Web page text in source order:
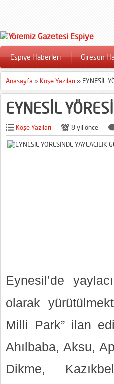
Espiye Haberleri Giresun
Anasayfa » Köşe Yazıları » EYNESİL
EYNESİL
Köşe Yazıları 8 yıl önce
Eynesil’de
olarak
Milli Park” ilan
Ahılbaba, Aksu,
Dikme,